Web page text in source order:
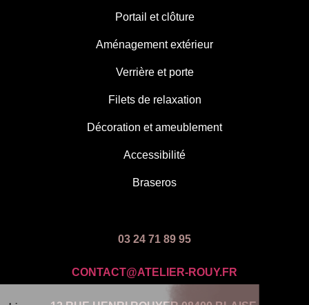
Portail et clôture
Aménagement extérieur
Verrière et porte
Filets de relaxation
Décoration et ameublement
Accessibilité
Braseros
03 24 71 89 95
CONTACT@ATELIER-ROUY.FR